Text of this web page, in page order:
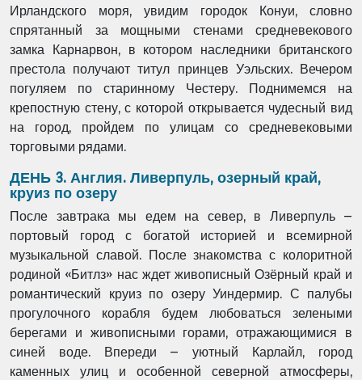
Ирландского моря, увидим городок Конуи, словно
спрятанный за мощными стенами средневекового
замка Карнарвон, в котором наследники британского
престола получают титул принцев Уэльских. Вечером
погуляем по старинному Честеру. Поднимемся на
крепостную стену, с которой открывается чудесный вид
на город, пройдем по улицам со средневековыми
торговыми рядами.
ДЕНЬ 3. Англия. Ливерпуль, озерный край,
круиз по озеру
После завтрака мы едем на север, в Ливерпуль –
портовый город с богатой историей и всемирной
музыкальной славой. После знакомства с колоритной
родиной «Битлз» нас ждет живописный Озёрный край и
романтический круиз по озеру Уиндермир. С палубы
прогулочного корабля будем любоваться зелеными
берегами и живописными горами, отражающимися в
синей воде. Впереди – уютный Карлайл, город
каменных улиц и особенной северной атмосферы,